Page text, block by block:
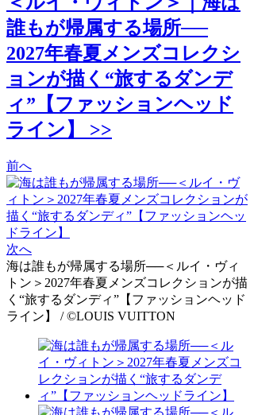
誰もが帰属する場所──
2027年春夏メンズコレクシ
ョンが描く“旅するダンデ
ィ”【ファッションヘッド
ライン】 >>
前へ
次へ
海は誰もが帰属する場所──＜ルイ・ヴィ
トン＞2027年春夏メンズコレクションが描
く“旅するダンディ”【ファッションヘッド
ライン】 / ©LOUIS VUITTON